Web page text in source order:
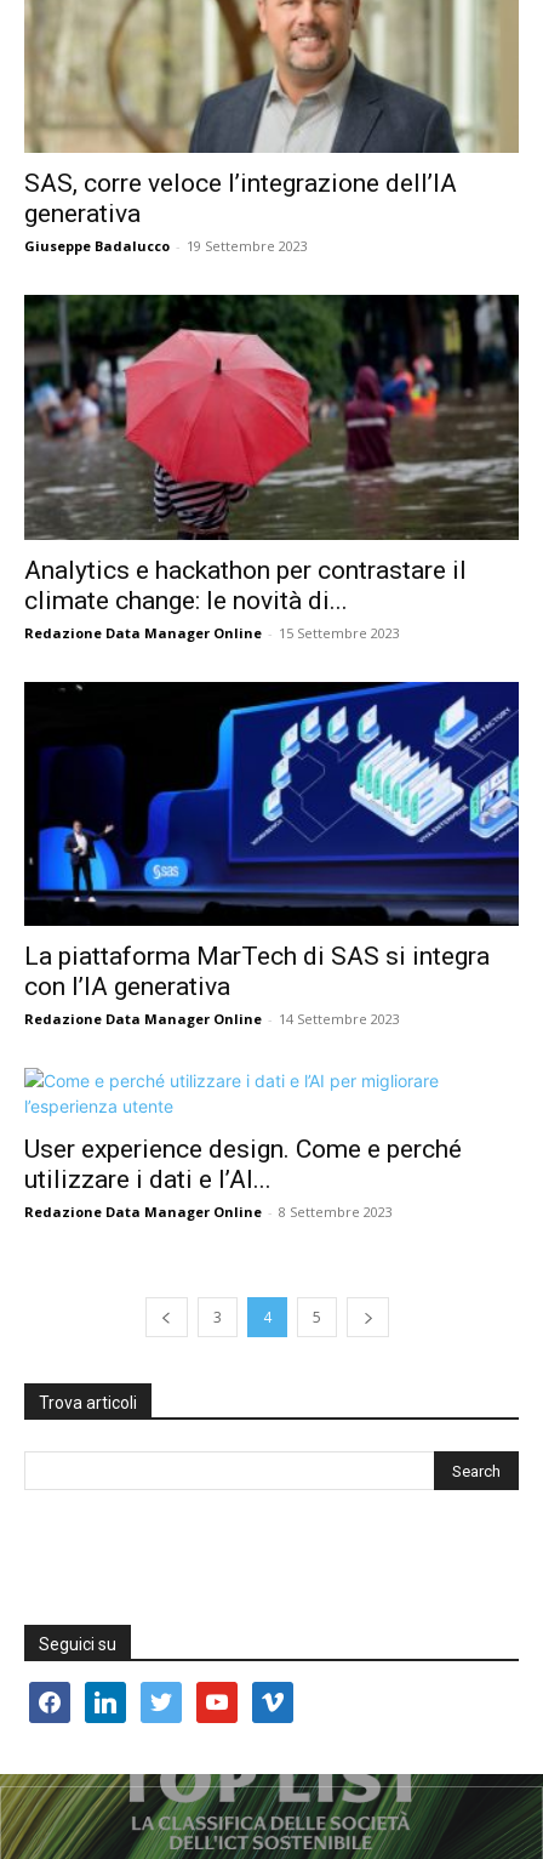
SAS, corre veloce l’integrazione dell’IA
generativa
Giuseppe Badalucco - 19 Settembre 2023
Analytics e hackathon per contrastare il
climate change: le novità di...
Redazione Data Manager Online - 15 Settembre 2023
La piattaforma MarTech di SAS si integra
con l’IA generativa
Redazione Data Manager Online - 14 Settembre 2023
User experience design. Come e perché
utilizzare i dati e l’AI...
Redazione Data Manager Online - 8 Settembre 2023
3 4 5
Trova articoli
Seguici su
facebooklinkedin twitter youtube vimeo